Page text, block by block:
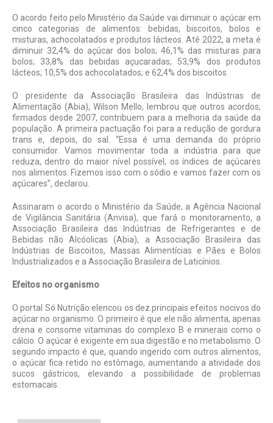
O acordo feito pelo Ministério da Saúde vai diminuir o açúcar em
cinco categorias de alimentos: bebidas, biscoitos, bolos e
misturas, achocolatados e produtos lácteos. Até 2022, a meta é
diminuir 32,4% do açúcar dos bolos; 46,1% das misturas para
bolos; 33,8% das bebidas açucaradas; 53,9% dos produtos
lácteos; 10,5% dos achocolatados; e 62,4% dos biscoitos.
O presidente da Associação Brasileira das Indústrias de
Alimentação (Abia), Wilson Mello, lembrou que outros acordos,
firmados desde 2007, contribuem para a melhoria da saúde da
população. A primeira pactuação foi para a redução de gordura
trans e, depois, do sal. “Essa é uma demanda do próprio
consumidor. Vamos movimentar toda a indústria para que
reduza, dentro do maior nível possível, os índices de açúcares
nos alimentos. Fizemos isso com o sódio e vamos fazer com os
açúcares”, declarou.
Assinaram o acordo o Ministério da Saúde, a Agência Nacional
de Vigilância Sanitária (Anvisa), que fará o monitoramento, a
Associação Brasileira das Indústrias de Refrigerantes e de
Bebidas não Alcóolicas (Abia), a Associação Brasileira das
Indústrias de Biscoitos, Massas Alimentícias e Pães e Bolos
Industrializados e a Associação Brasileira de Laticínios.
Efeitos no organismo
O portal Só Nutrição elencou os dez principais efeitos nocivos do
açúcar no organismo. O primeiro é que ele não alimenta, apenas
drena e consome vitaminas do complexo B e minerais como o
cálcio. O açúcar é exigente em sua digestão e no metabolismo. O
segundo impacto é que, quando ingerido com outros alimentos,
o açúcar fica retido no estômago, aumentando a atividade dos
sucos gástricos, elevando a possibilidade de problemas
estomacais.